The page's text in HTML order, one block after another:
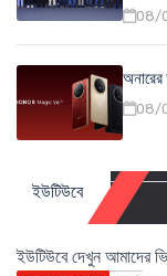
08/
অনারের
08/
ইউটিউবে
ইউটিউবে দেখুন আমাদের